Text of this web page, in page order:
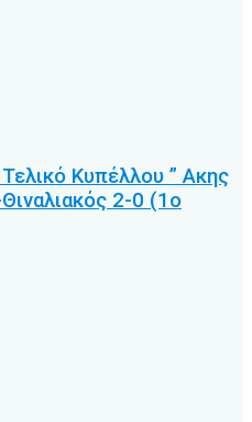
Κυπέλλου ” Ακης
2-0 (1ο